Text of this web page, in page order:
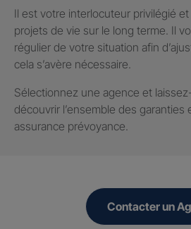
Il est votre interlocuteur privilégié
projets de vie sur le long terme. Il
régulier de votre situation afin
cela s’avère nécessaire.
Sélectionnez une agence et
découvrir l’ensemble des garanties
assurance prévoyance.
Contacter un